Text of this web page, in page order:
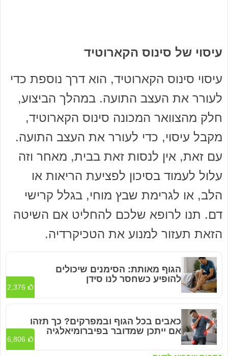
עיסוי של סינוס הקארוטיד
עיסוי סינוס הקארוטיד, הוא דרך נוספת כדי
לעורר את העצב התועה. במהלך הביצוע,
חלק מהצוואר המכונה סינוס הקארוטיד,
מקבל עיסוי, כדי לעורר את העצב התועה.
עם זאת, אין לנסות זאת בבית, מאחר וזה
עלול לעמוד בסיכון לפציעת הריאות או
הלב, או לגרימת שבץ מוחי, בגלל קרישי
דם. תנו לרופא שלכם להחליט אם השיטה
הזאת תעזור למנוע את הטכיקרדיה.
הגוף מאותת: הסימנים שיכולים
להופיע כשחסר לנו סידן
2,376
כאבים בכל הגוף ובמפרקים? כך תזהו
אם ייתכן שמדובר בפיברומיאלגיה
6,806